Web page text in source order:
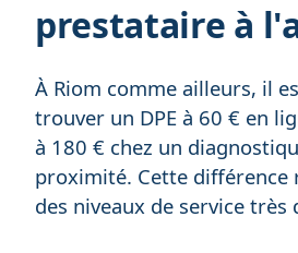
prestataire à
À Riom comme ailleurs, il
trouver un DPE à 60 € en
à 180 € chez un
proximité. Cette différence
des niveaux de service très